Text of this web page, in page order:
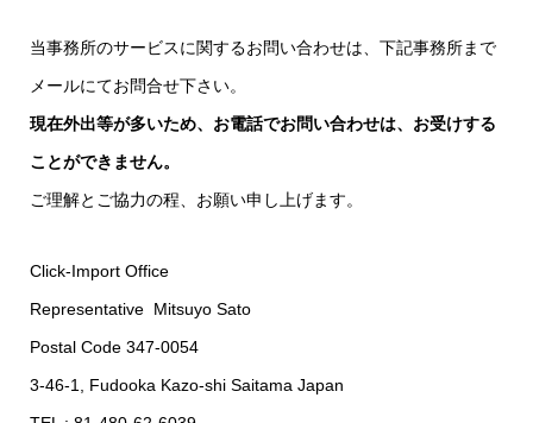
当事務所のサービスに関するお問い合わせは、下記事務所まで
メールにてお問合せ下さい。
現在外出等が多いため、お電話でお問い合わせは、お受けする
ことができません。
ご理解とご協力の程、お願い申し上げます。
Click-Import Office
Representative Mitsuyo Sato
Postal Code 347-0054
3-46-1, Fudooka Kazo-shi Saitama Japan